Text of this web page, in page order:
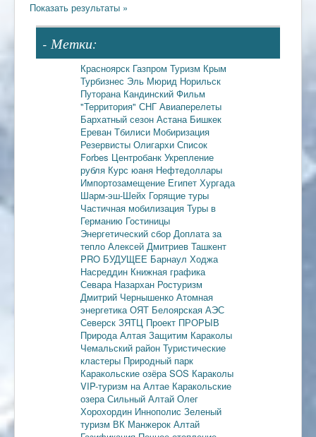
- Метки:
Красноярск Газпром Туризм Крым
Турбизнес Эль Мюрид Норильск
Путорана Кандинский Фильм
"Территория" СНГ Авиаперелеты
Бархатный сезон Астана Бишкек
Ереван Тбилиси Мобиризация
Резервисты Олигархи Список
Forbes Центробанк Укрепление
рубля Курс юаня Нефтедоллары
Импортозамещение Египет Хургада
Шарм-эш-Шейх Горящие туры
Частичная мобилизация Туры в
Германию Гостиницы
Энергетический сбор Доплата за
тепло Алексей Дмитриев Ташкент
PRO БУДУЩЕЕ Барнаул Ходжа
Насреддин Книжная графика
Севара Назархан Ростуризм
Дмитрий Чернышенко Атомная
энергетикаОЯТ Белоярская АЭС
Северск ЗЯТЦ Проект ПРОРЫВ
Природа Алтая Защитим Караколы
Чемальский район Туристические
кластеры Природный парк
Каракольские озёраSOS Караколы
VIP-туризм на Алтае Каракольские
озераСильный Алтай Олег
Хорохордин Иннополис Зеленый
туризм ВК Манжерок Алтай